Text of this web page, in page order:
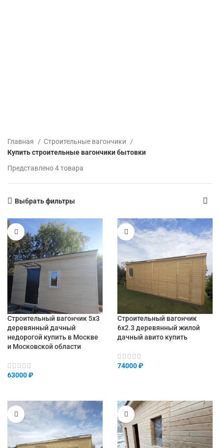
Главная
Строительные вагончики
Купить строительные вагончики бытовки
Представлено 4 товара
Выбрать фильтры
Строительный вагончик 5х3
деревянный дачный
недорогой купить в Москве
и Московской области
63000₽
Строительный вагончик
6х2.3 деревянный жилой
дачный авито купить
74000₽